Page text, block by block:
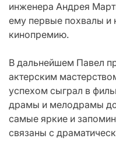
инженера Андрея
ему первые похвалы
кинопремию.
В дальнейшем Павел
актерским
успехом сыграл в
драмы и мелодрамы
самые яркие и
связаны с